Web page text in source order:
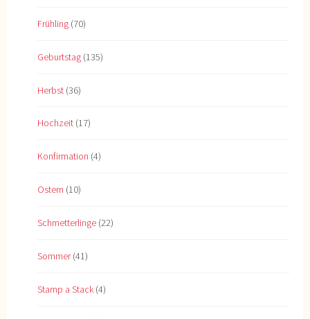
Frühling (70)
Geburtstag (135)
Herbst (36)
Hochzeit (17)
Konfirmation (4)
Ostern (10)
Schmetterlinge (22)
Sommer(41)
Stamp a Stack (4)